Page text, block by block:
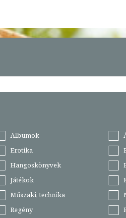
Albumok
Erotika
Hangoskönyvek
Játékok
Műszaki, technika
Regény